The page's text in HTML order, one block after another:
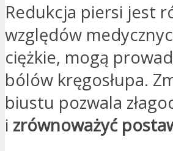
Redukcja piersi jest
względów
ciężkie, mogą
bólów kręgosłupa.
biustu pozwala
i zrównoważyć